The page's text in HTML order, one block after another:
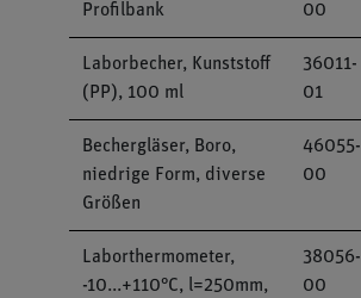
Profilbank
00
Laborbecher, Kunststoff
(PP), 100 ml
36011-
01
Bechergläser, Boro,
niedrige Form, diverse
Größen
46055-
00
Laborthermometer,
-10...+110°C, l=250mm,
38056-
00